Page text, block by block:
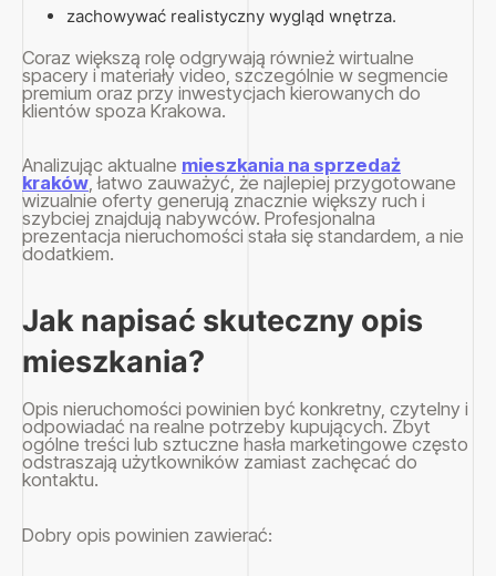
zachowywać realistyczny wygląd wnętrza.
Coraz większą rolę odgrywają również wirtualne
spacery i materiały video, szczególnie w segmencie
premium oraz przy inwestycjach kierowanych do
klientów spoza Krakowa.
Analizując aktualne mieszkania na sprzedaż
kraków, łatwo zauważyć, że najlepiej przygotowane
wizualnie oferty generują znacznie większy ruch i
szybciej znajdują nabywców. Profesjonalna
prezentacja nieruchomości stała się standardem, a nie
dodatkiem.
Jak napisać skuteczny opis
mieszkania?
Opis nieruchomości powinien być konkretny, czytelny i
odpowiadać na realne potrzeby kupujących. Zbyt
ogólne treści lub sztuczne hasła marketingowe często
odstraszają użytkowników zamiast zachęcać do
kontaktu.
Dobry opis powinien zawierać: